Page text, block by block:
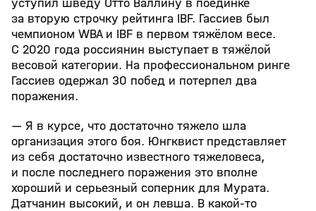
уступил шведу Отто Валлину в поединке
за вторую строчку рейтинга IBF. Гассиев был
чемпионом WBA и IBF в первом тяжёлом весе.
С 2020 года россиянин выступает в тяжёлой
весовой категории. На профессиональном ринге
Гассиев одержал 30 побед и потерпел два
поражения.
— Я в курсе, что достаточно тяжело шла
организация этого боя. Юнгквист представляет
из себя достаточно известного тяжеловеса,
и после последнего поражения это вполне
хороший и серьезный соперник для Мурата.
Датчанин высокий, и он левша. В какой‑то